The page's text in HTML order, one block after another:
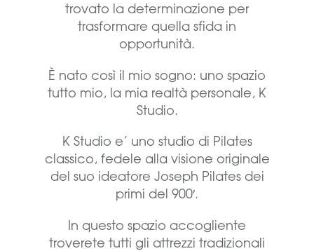
trovato la determinazione per
trasformare quella sfida in
opportunità.
È nato così il mio sogno: uno spazio
tutto mio, la mia realtà personale, K
Studio.
K Studio e’ uno studio di Pilates
classico, fedele alla visione originale
del suo ideatore Joseph Pilates dei
primi del 900′.
In questo spazio accogliente
troverete tutti gli attrezzi tradizionali